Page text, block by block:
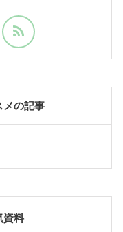
メの記事
資料